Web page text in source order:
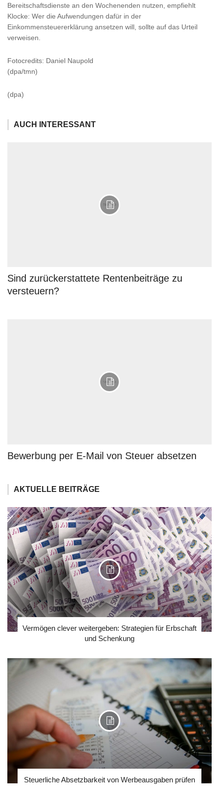
Bereitschaftsdienste an den Wochenenden nutzen, empfiehlt
Klocke: Wer die Aufwendungen dafür in der
Einkommensteuererklärung ansetzen will, sollte auf das Urteil
verweisen.
Fotocredits: Daniel Naupold
(dpa/tmn)
(dpa)
AUCH INTERESSANT
Sind zurückerstattete Rentenbeiträge zu
versteuern?
Bewerbung per E-Mail von Steuer absetzen
AKTUELLE BEITRÄGE
Vermögen clever weitergeben: Strategien für Erbschaft
und Schenkung
Steuerliche Absetzbarkeit von Werbeausgaben prüfen